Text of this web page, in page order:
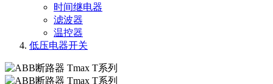
时间继电器
滤波器
温控器
低压电器开关